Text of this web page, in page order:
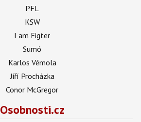
PFL
KSW
I am Figter
Sumó
Karlos Vémola
Jiří Procházka
Conor McGregor
Osobnosti.cz